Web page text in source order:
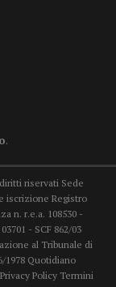
.
riservati Sede
iscrizione Registro
n. r.e.a. 108530 -
- SCF 862/03
al Tribunale di
1978 Quotidiano
Privacy Policy Termini